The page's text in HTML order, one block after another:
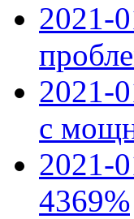
2021-
2021-
с
2021-
4369%